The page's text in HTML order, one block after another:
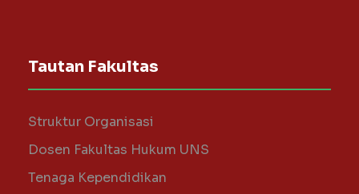
Tautan Fakultas
Struktur Organisasi
Dosen Fakultas Hukum UNS
Tenaga Kependidikan